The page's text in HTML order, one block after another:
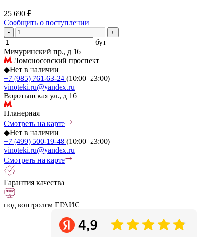
25 690 ₽
Сообщить о поступлении
- +
бут
Мичуринский пр., д 16
Ломоносовский проспект
◆Нет в наличии
+7 (985) 761-63-24 (10:00–23:00)
vinoteki.ru@yandex.ru
Воротынская ул., д 16
Планерная
Смотреть на карте
◆Нет в наличии
+7 (499) 500-19-48 (10:00–23:00)
vinoteki.ru@yandex.ru
Смотреть на карте
Гарантия качества
под контролем ЕГАИС